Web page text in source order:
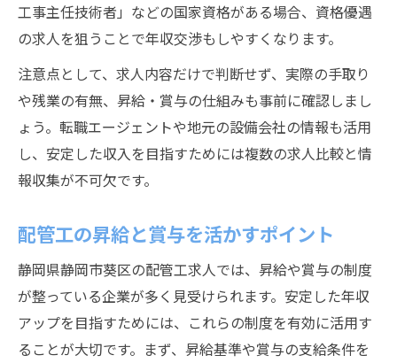
工事主任技術者」などの国家資格がある場合、資格優遇
の求人を狙うことで年収交渉もしやすくなります。
注意点として、求人内容だけで判断せず、実際の手取り
や残業の有無、昇給・賞与の仕組みも事前に確認しまし
ょう。転職エージェントや地元の設備会社の情報も活用
し、安定した収入を目指すためには複数の求人比較と情
報収集が不可欠です。
配管工の昇給と賞与を活かすポイント
静岡県静岡市葵区の配管工求人では、昇給や賞与の制度
が整っている企業が多く見受けられます。安定した年収
アップを目指すためには、これらの制度を有効に活用す
ることが大切です。まず、昇給基準や賞与の支給条件を